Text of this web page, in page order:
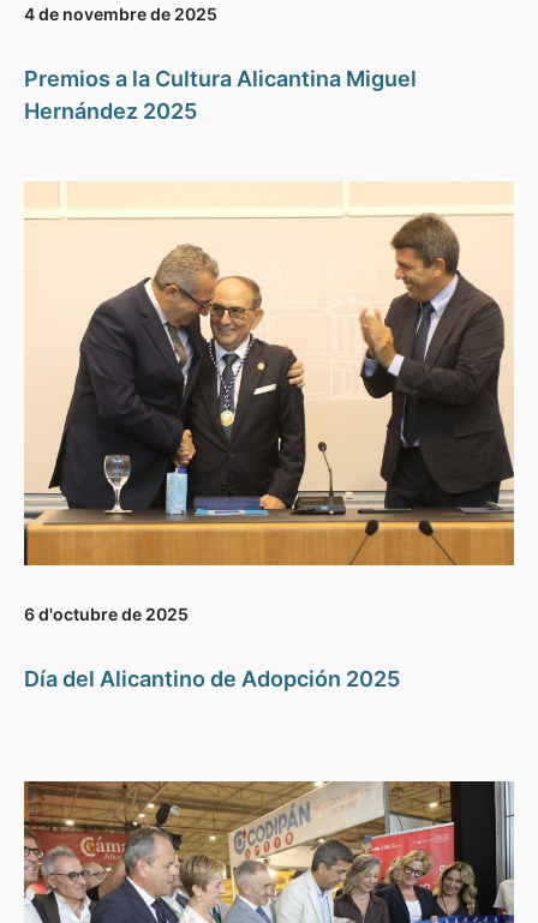
4 de novembre de 2025
Premios a la Cultura Alicantina Miguel
Hernández 2025
6 d'octubre de 2025
Día del Alicantino de Adopción 2025